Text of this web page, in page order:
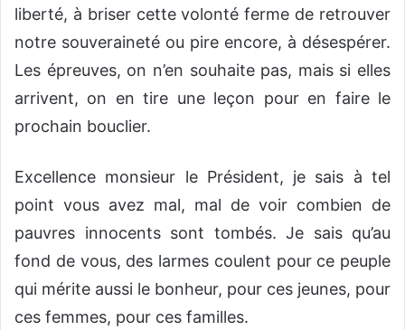
liberté, à briser cette volonté ferme de retrouver
notre souveraineté ou pire encore, à désespérer.
Les épreuves, on n’en souhaite pas, mais si elles
arrivent, on en tire une leçon pour en faire le
prochain bouclier.
Excellence monsieur le Président, je sais à tel
point vous avez mal, mal de voir combien de
pauvres innocents sont tombés. Je sais qu’au
fond de vous, des larmes coulent pour ce peuple
qui mérite aussi le bonheur, pour ces jeunes, pour
ces femmes, pour ces familles.